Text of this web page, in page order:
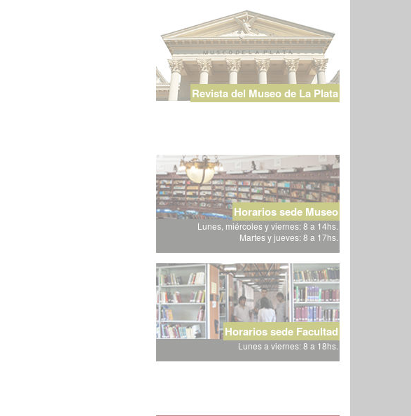
Revista del Museo de La Plata
Horarios sede Museo
Lunes, miércoles y viernes: 8 a 14hs.
Martes y jueves: 8 a 17hs.
Horarios sede Facultad
Lunes a viernes: 8 a 18hs.